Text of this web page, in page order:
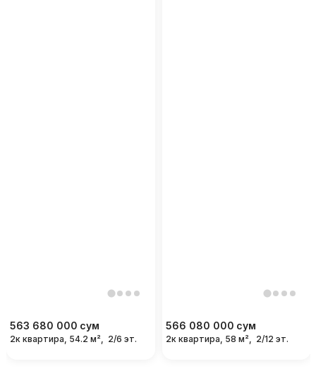
563 680 000 сум
2к квартира, 54.2 м², 2/6 эт.
566 080 000 сум
2к квартира, 58 м², 2/12 эт.